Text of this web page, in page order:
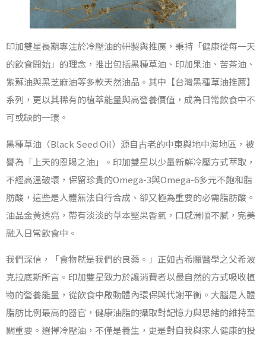
印加雙星長期專注於冷壓油的研製與推廣，秉持「健康從每一天
的飲食開始」的理念，推出包括黑種草油、印加果油、苦茶油、
紫蘇油與黑芝麻油等多款天然油品。其中【台灣黑種草油推薦】
系列，更以其稀有的植萃能量與高營養價值，成為日常飲食中不
可或缺的一環。
黑種草油（Black Seed Oil）源自古老的中東與地中海地區，被
譽為「上天的恩賜之油」。印加雙星以少量新鮮冷壓方式萃取，
不經高溫破壞，保留珍貴的Omega-3與Omega-6多元不飽和脂
肪酸，這些是人體無法自行合成、卻又極為重要的必需脂肪酸。
油品金黃透亮，帶有淡淡的草本堅果香氣，口感滑順不膩，完美
融入日常飲食中。
我們深信，「食物就是我們的良藥。」正如古希臘醫學之父希波
克拉底斯所言。印加雙星致力於讓消費者以最自然的方式吸收植
物的營養能量，從飲食中啟動體內環保與代謝平衡。大腦是人體
脂肪比例最高的器官，健康油脂的攝取對記憶力與思緒的維持至
關重要。選擇冷壓油，不僅是養生，更是對自我與家人健康的投